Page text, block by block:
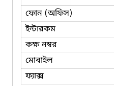
ফোন (অফিস)
ইন্টারকম
কক্ষ নম্বর
মোবাইল
ফ্যাক্স